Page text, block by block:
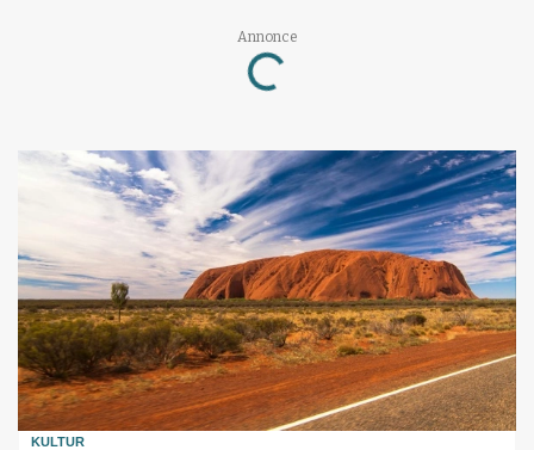
Annonce
Loading...
KULTUR